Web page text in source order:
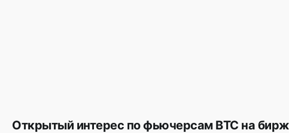
Oткрытый интерес по фьючерсам BTC на